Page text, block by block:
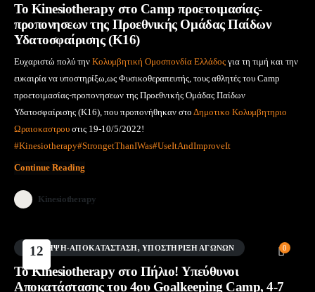
To Kinesiotherapy στο Camp προετοιμασίας-
προπονησεων της Προεθνικής Ομάδας Παίδων
Υδατοσφαίρισης (Κ16)
Ευχαριστώ πολύ την Κολυμβητική Ομοσπονδία Ελλάδος για τη τιμή και την
ευκαιρία να υποστηρίξω,ως Φυσικοθεραπευτής, τους αθλητές του Camp
προετοιμασίας-προπονησεων της Προεθνικής Ομάδας Παίδων
Υδατοσφαίρισης (Κ16), που προπονήθηκαν στο Δημοτικο Κολυμβητηριο
Ωραιοκαστρου στις 19-10/5/2022!
#Kinesiotherapy#StrongetThanIWas#UseItAndImproveIt
Continue Reading
Kinesiotherapy
12 0
ΠΡΌΛΗΨΗ-ΑΠΟΚΑΤΆΣΤΑΣΗ,ΥΠΟΣΤΉΡΙΞΗ ΑΓΏΝΩΝ
Το Kinesiotherapy στο Πήλιο! Υπεύθυνοι
Αποκατάστασης του 4ου Goalkeeping Camp, 4-7